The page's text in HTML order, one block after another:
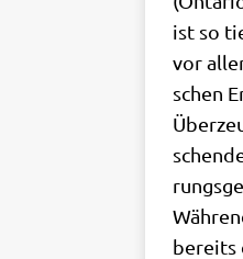
ist so
vor
schen
bereits